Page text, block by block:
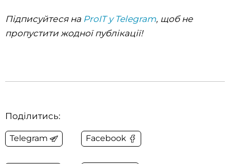
Підписуйтеся на ProIT у Telegram, щоб не
пропустити жодної публікації!
Поділитись:
Telegram Facebook